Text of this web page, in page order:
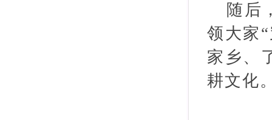
随后
领大家
家乡、
耕文化